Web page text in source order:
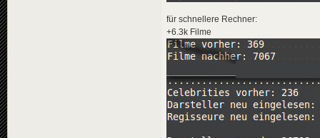
für schnellere Rechner:
+6.3k Filme